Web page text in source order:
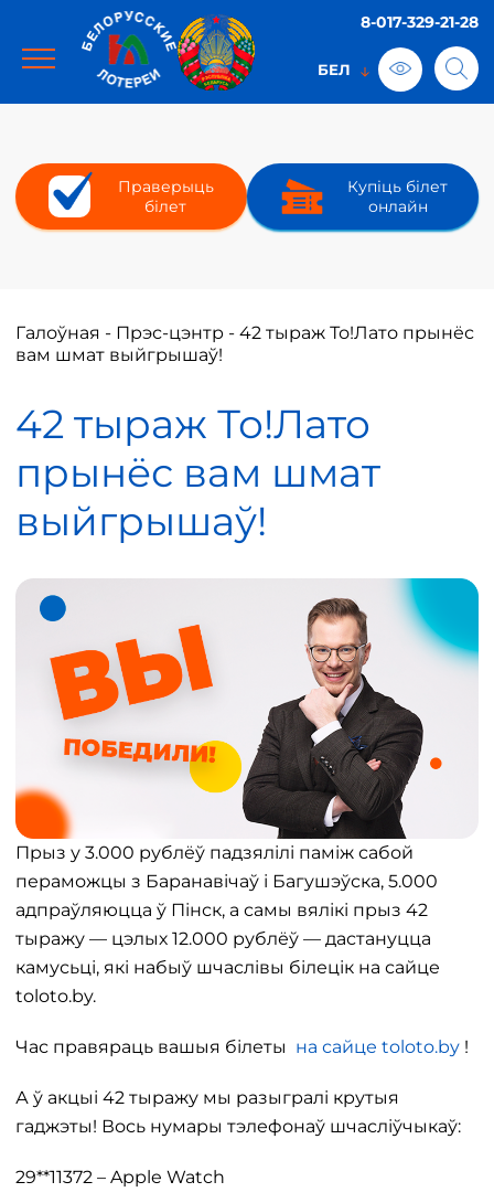
8-017-329-21-28
Праверыць
білет
Купіць білет
онлайн
Галоўная - Прэс-цэнтр - 42 тыраж То!Лато прынёс
вам шмат выйгрышаў!
42 тыраж То!Лато
прынёс вам шмат
выйгрышаў!
Прыз у 3.000 рублёў падзялілі паміж сабой
пераможцы з Баранавічаў і Багушэўска, 5.000
адпраўляюцца ў Пінск, а самы вялікі прыз 42
тыражу — цэлых 12.000 рублёў — дастануцца
камусьці, які набыў шчаслівы білецік на сайце
toloto.by.
Час правяраць вашыя білеты на сайце toloto.by !
А ў акцыі 42 тыражу мы разыгралі крутыя
гаджэты! Вось нумары тэлефонаў шчасліўчыкаў:
29**11372 – Apple Watch